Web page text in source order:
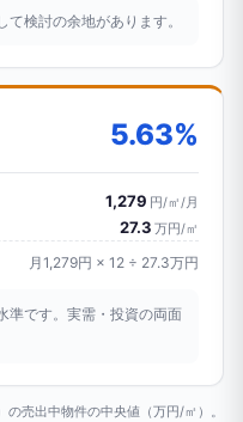
検討の余地があります。
5.63%
1,279 円/㎡/月
27.3 万円/㎡
月1,279円 × 12 ÷ 27.3万円
準です。実需・投資の両面
売出中物件の中央値（万円/㎡）。